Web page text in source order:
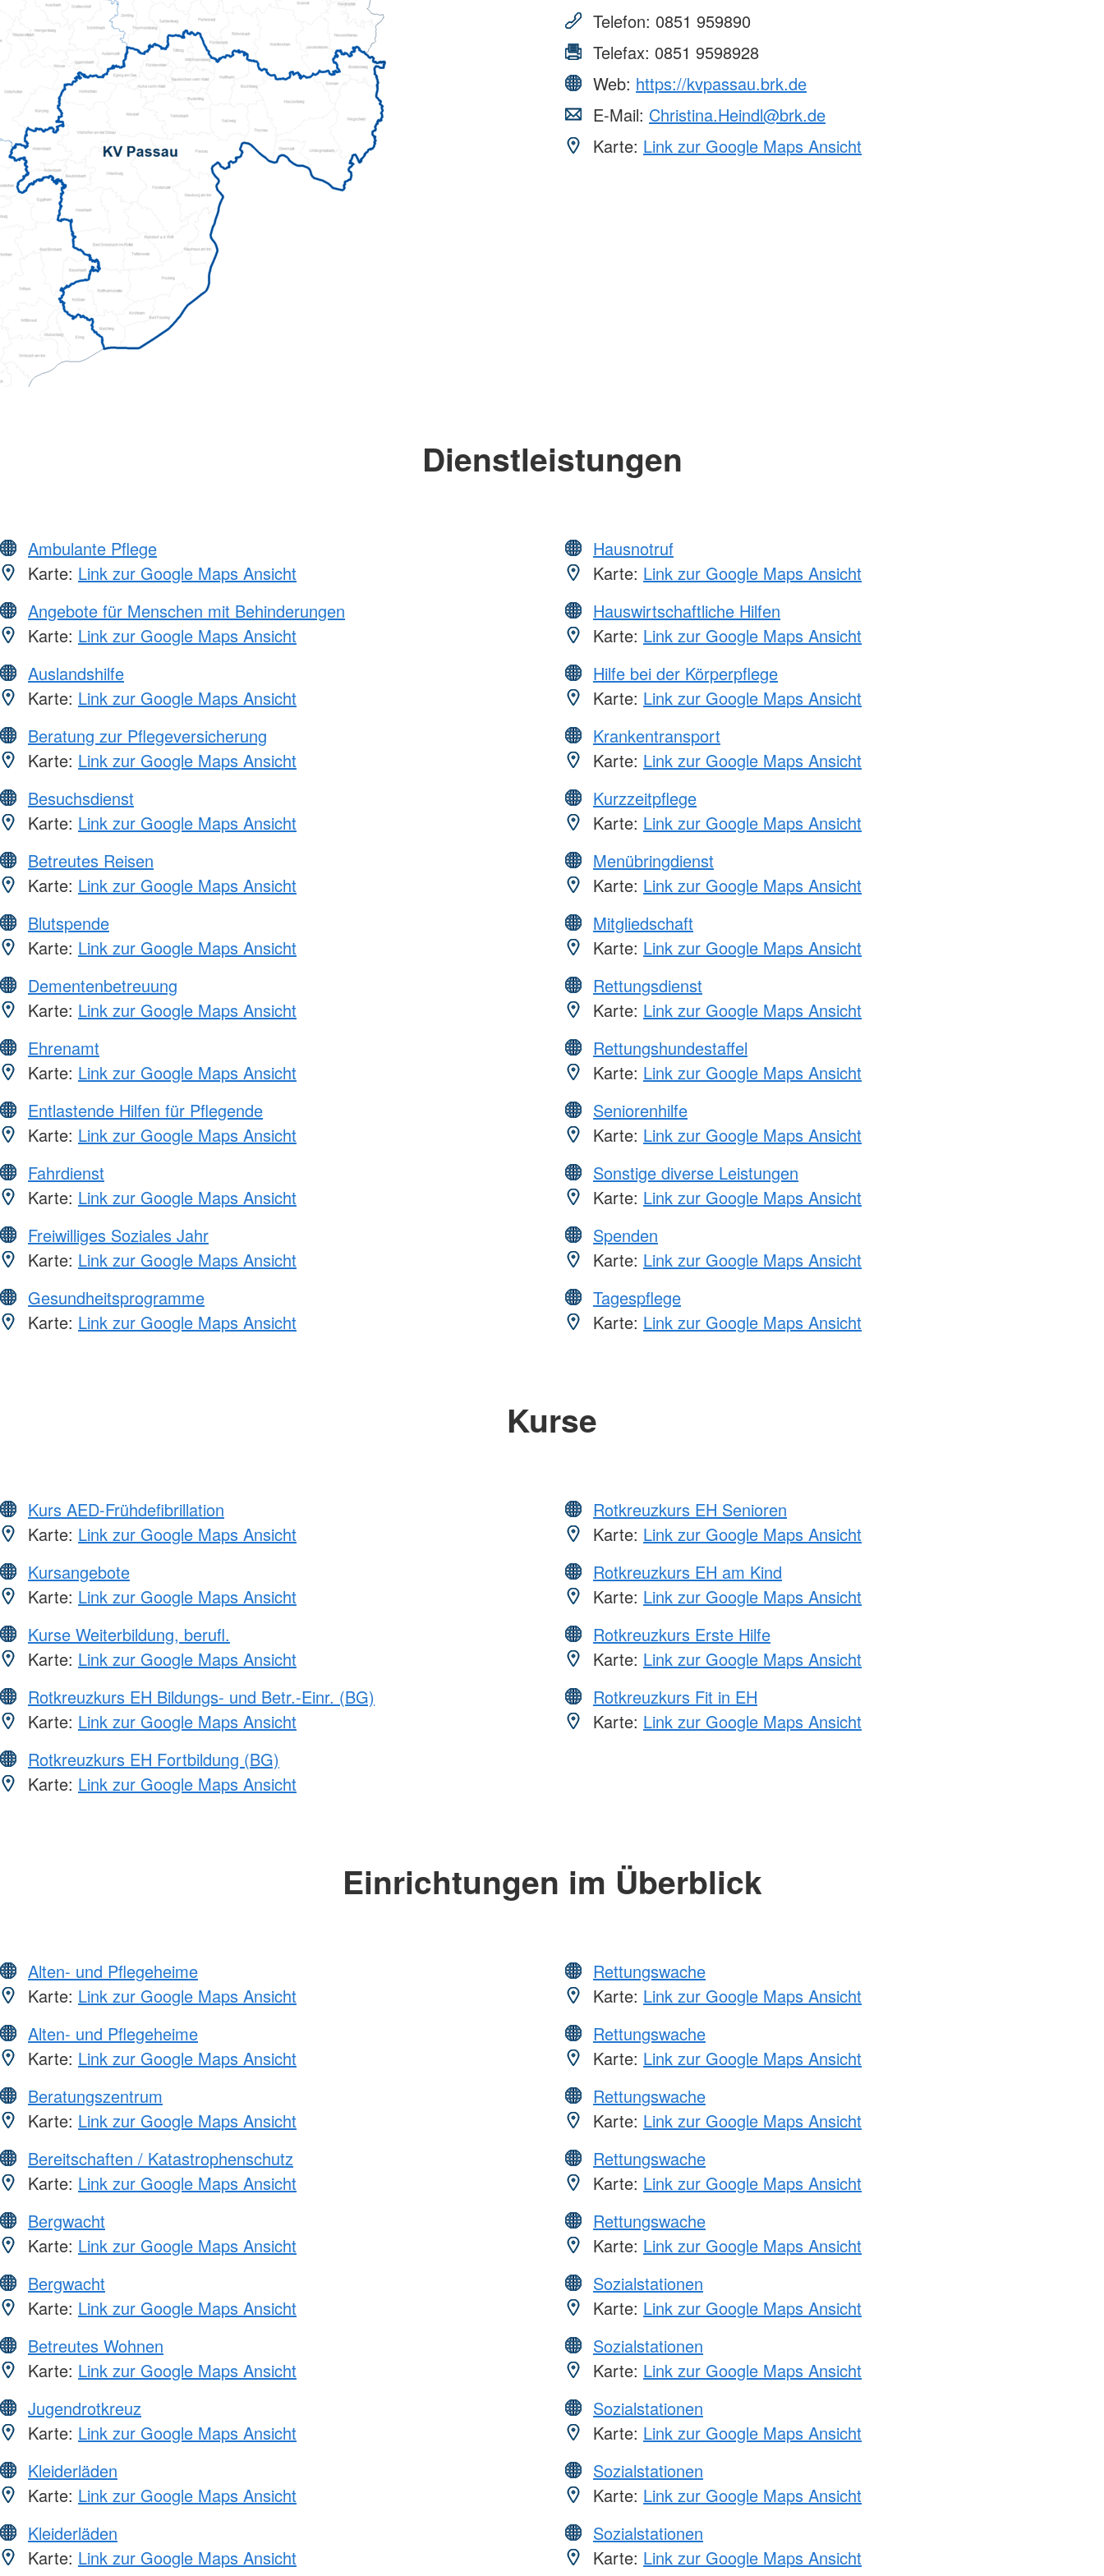
Telefon: 0851 959890
Telefax: 0851 9598928
Web: https://kvpassau.brk.de
E-Mail: Christina.Heindl@brk.de
Karte: Link zur Google Maps Ansicht
Dienstleistungen
Ambulante Pflege
Karte: Link zur Google Maps Ansicht
Angebote für Menschen mit Behinderungen
Karte: Link zur Google Maps Ansicht
Auslandshilfe
Karte: Link zur Google Maps Ansicht
Beratung zur Pflegeversicherung
Karte: Link zur Google Maps Ansicht
Besuchsdienst
Karte: Link zur Google Maps Ansicht
Betreutes Reisen
Karte: Link zur Google Maps Ansicht
Blutspende
Karte: Link zur Google Maps Ansicht
Dementenbetreuung
Karte: Link zur Google Maps Ansicht
Ehrenamt
Karte: Link zur Google Maps Ansicht
Entlastende Hilfen für Pflegende
Karte: Link zur Google Maps Ansicht
Fahrdienst
Karte: Link zur Google Maps Ansicht
Freiwilliges Soziales Jahr
Karte: Link zur Google Maps Ansicht
Gesundheitsprogramme
Karte: Link zur Google Maps Ansicht
Hausnotruf
Karte: Link zur Google Maps Ansicht
Hauswirtschaftliche Hilfen
Karte: Link zur Google Maps Ansicht
Hilfe bei der Körperpflege
Karte: Link zur Google Maps Ansicht
Krankentransport
Karte: Link zur Google Maps Ansicht
Kurzzeitpflege
Karte: Link zur Google Maps Ansicht
Menübringdienst
Karte: Link zur Google Maps Ansicht
Mitgliedschaft
Karte: Link zur Google Maps Ansicht
Rettungsdienst
Karte: Link zur Google Maps Ansicht
Rettungshundestaffel
Karte: Link zur Google Maps Ansicht
Seniorenhilfe
Karte: Link zur Google Maps Ansicht
Sonstige diverse Leistungen
Karte: Link zur Google Maps Ansicht
Spenden
Karte: Link zur Google Maps Ansicht
Tagespflege
Karte: Link zur Google Maps Ansicht
Kurse
Kurs AED-Frühdefibrillation
Karte: Link zur Google Maps Ansicht
Kursangebote
Karte: Link zur Google Maps Ansicht
Kurse Weiterbildung, berufl.
Karte: Link zur Google Maps Ansicht
Rotkreuzkurs EH Bildungs- und Betr.-Einr. (BG)
Karte: Link zur Google Maps Ansicht
Rotkreuzkurs EH Fortbildung (BG)
Karte: Link zur Google Maps Ansicht
Rotkreuzkurs EH Senioren
Karte: Link zur Google Maps Ansicht
Rotkreuzkurs EH am Kind
Karte: Link zur Google Maps Ansicht
Rotkreuzkurs Erste Hilfe
Karte: Link zur Google Maps Ansicht
Rotkreuzkurs Fit in EH
Karte: Link zur Google Maps Ansicht
Einrichtungen im Überblick
Alten- und Pflegeheime
Karte: Link zur Google Maps Ansicht
Alten- und Pflegeheime
Karte: Link zur Google Maps Ansicht
Beratungszentrum
Karte: Link zur Google Maps Ansicht
Bereitschaften / Katastrophenschutz
Karte: Link zur Google Maps Ansicht
Bergwacht
Karte: Link zur Google Maps Ansicht
Bergwacht
Karte: Link zur Google Maps Ansicht
Betreutes Wohnen
Karte: Link zur Google Maps Ansicht
Jugendrotkreuz
Karte: Link zur Google Maps Ansicht
Kleiderläden
Karte: Link zur Google Maps Ansicht
Kleiderläden
Karte: Link zur Google Maps Ansicht
Rettungswache
Karte: Link zur Google Maps Ansicht
Rettungswache
Karte: Link zur Google Maps Ansicht
Rettungswache
Karte: Link zur Google Maps Ansicht
Rettungswache
Karte: Link zur Google Maps Ansicht
Rettungswache
Karte: Link zur Google Maps Ansicht
Sozialstationen
Karte: Link zur Google Maps Ansicht
Sozialstationen
Karte: Link zur Google Maps Ansicht
Sozialstationen
Karte: Link zur Google Maps Ansicht
Sozialstationen
Karte: Link zur Google Maps Ansicht
Sozialstationen
Karte: Link zur Google Maps Ansicht